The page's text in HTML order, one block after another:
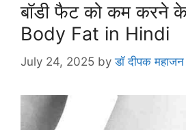
बॉडी फैट को कम करने
Body Fat in Hindi
July 24, 2025 byडॉ दीपक महाजन